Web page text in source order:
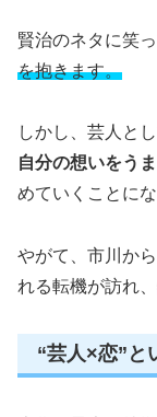
賢治のネタに笑
を抱きます。
しかし、芸人と
自分の想いをう
めていくことにな
やがて、市川か
れる転機が訪れ、
“芸人×恋”と